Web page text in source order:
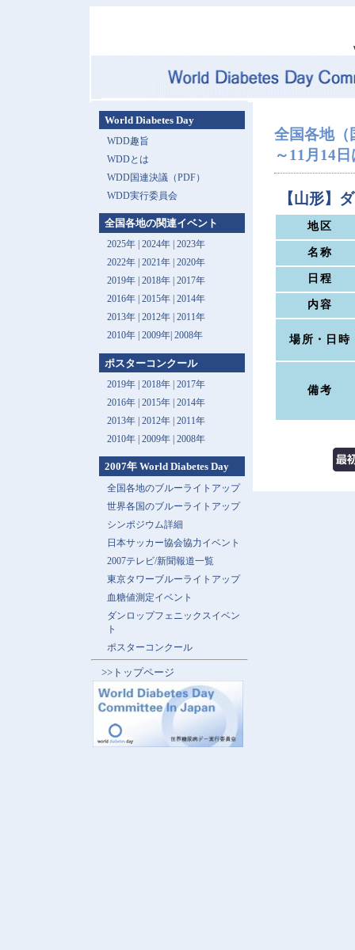
全国各地（
～11月14
【山形】
地区
名称
日程
内容
場所・日時
備考
World Diabetes Day
WDD趣旨
WDDとは
WDD国連決議（PDF）
WDD実行委員会
全国各地の関連イベント
2025年| 2024年| 2023年
2022年| 2021年| 2020年
2019年| 2018年| 2017年
2016年| 2015年| 2014年
2013年 | 2012年| 2011年
2010年| 2009年| 2008年
ポスターコンクール
2019年 | 2018年 | 2017年
2016年 | 2015年 | 2014年
2013年 | 2012年 | 2011年
2010年 | 2009年 | 2008年
2007年 World Diabetes Day
全国各地のブルーライトアップ
世界各国のブルーライトアップ
シンポジウム詳細
日本サッカー協会協力イベント
2007テレビ/新聞報道一覧
東京タワーブルーライトアップ
血糖値測定イベント
ダンロップフェニックスイベン
ト
ポスターコンクール
>>トップページ